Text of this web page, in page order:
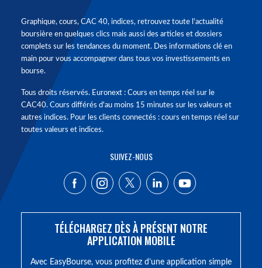
Graphique, cours, CAC 40, indices, retrouvez toute l'actualité
boursière en quelques clics mais aussi des articles et dossiers
complets sur les tendances du moment. Des informations clé en
main pour vous accompagner dans tous vos investissements en
bourse.
Tous droits réservés. Euronext : Cours en temps réel sur le
CAC40. Cours différés d'au moins 15 minutes sur les valeurs et
autres indices. Pour les clients connectés : cours en temps réel sur
toutes valeurs et indices.
SUIVEZ-NOUS
TÉLÉCHARGEZ DÈS À PRÉSENT NOTRE
APPLICATION MOBILE
Avec EasyBourse, vous profitez d’une application simple